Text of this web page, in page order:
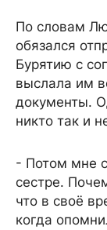
По словам
обязался
Бурятию с
выслала им
документы.
никто так и
- Потом мне
сестре.
что в своё
когда